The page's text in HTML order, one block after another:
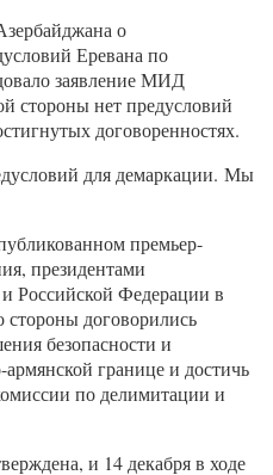
о
Еревана по
заявление МИД
стороны нет предусловий
договоренностях.
для демаркации. Мы
премьер-
президентами
Российской Федерации в
стороны договорились
безопасности и
границе и достичь
по делимитации и
и 14 декабря в ходе